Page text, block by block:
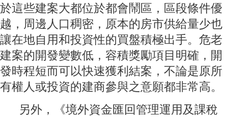
於這些建案大都位於都會鬧區，區段條件優
越，周邊人口稠密，原本的房市供給量少也
讓在地自用和投資性的買盤積極出手。危老
建案的開發變數低，容積獎勵項目明確，開
發時程短而可以快速獲利結案，不論是原所
有權人或投資的建商參與之意願都非常高。
另外，《境外資金匯回管理運用及課稅